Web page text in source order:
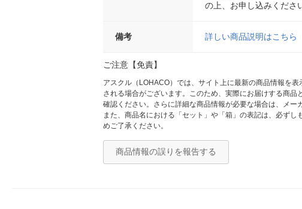
の上、お申し込みくださ
備考 詳しい商品説明はこちら
ご注意【免責】
アスクル（LOHACO）では、サイト上に最新の商品情報を
される場合がございます。このため、実際にお届けする商
確認ください。さらに詳細な商品情報が必要な場合は、メー
また、商品名における「セット」や「箱」の表記は、必ず
めご了承ください。
商品情報の誤りを報告する